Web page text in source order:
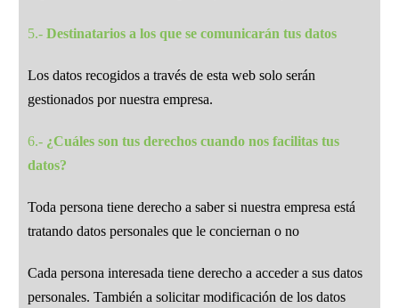
5.- Destinatarios a los que se comunicarán tus datos
Los datos recogidos a través de esta web solo serán
gestionados por nuestra empresa.
6.- ¿Cuáles son tus derechos cuando nos facilitas tus
datos?
Toda persona tiene derecho a saber si nuestra empresa está
tratando datos personales que le conciernan o no
Cada persona interesada tiene derecho a acceder a sus datos
personales. También a solicitar modificación de los datos